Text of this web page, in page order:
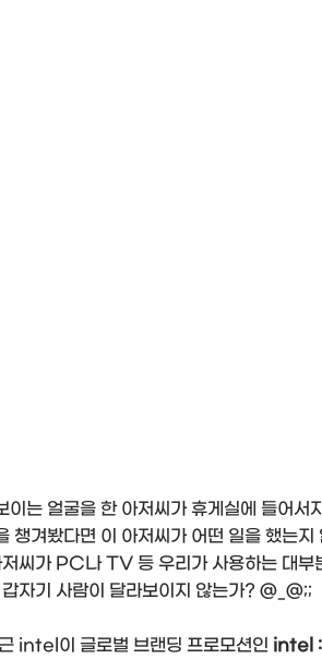
이는 얼굴을 한 아저씨가 휴게실에 들어서
챙겨봤다면 이 아저씨가 어떤 일을 했는지
저씨가 PC나 TV 등 우리가 사용하는 대
자기 사람이 달라보이지 않는가? @_@;;
intel이 글로벌 브랜딩 프로모션인 intel